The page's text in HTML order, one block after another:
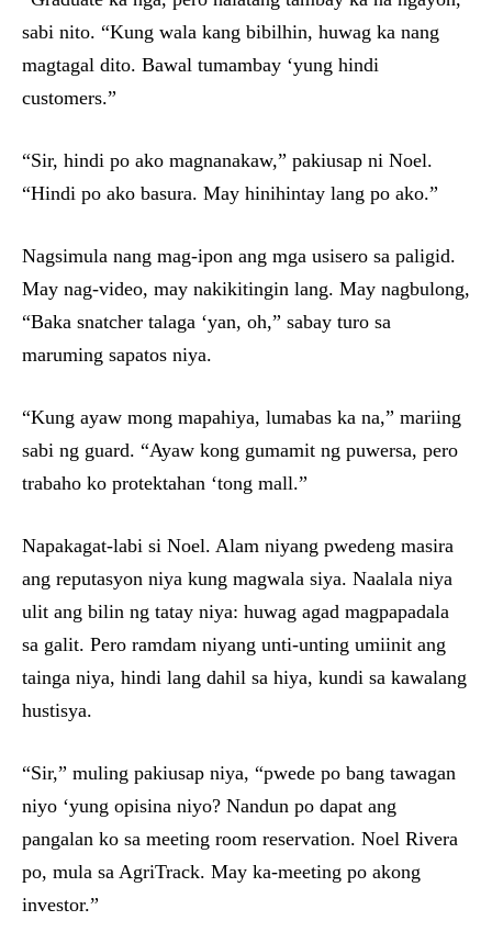
sabi nito. “Kung wala kang bibilhin, huwag ka nang
magtagal dito. Bawal tumambay ‘yung hindi
customers.”
“Sir, hindi po ako magnanakaw,” pakiusap ni Noel.
“Hindi po ako basura. May hinihintay lang po ako.”
Nagsimula nang mag-ipon ang mga usisero sa paligid.
May nag-video, may nakikitingin lang. May nagbulong,
“Baka snatcher talaga ‘yan, oh,” sabay turo sa
maruming sapatos niya.
“Kung ayaw mong mapahiya, lumabas ka na,” mariing
sabi ng guard. “Ayaw kong gumamit ng puwersa, pero
trabaho ko protektahan ‘tong mall.”
Napakagat-labi si Noel. Alam niyang pwedeng masira
ang reputasyon niya kung magwala siya. Naalala niya
ulit ang bilin ng tatay niya: huwag agad magpapadala
sa galit. Pero ramdam niyang unti-unting umiinit ang
tainga niya, hindi lang dahil sa hiya, kundi sa kawalang
hustisya.
“Sir,” muling pakiusap niya, “pwede po bang tawagan
niyo ‘yung opisina niyo? Nandun po dapat ang
pangalan ko sa meeting room reservation. Noel Rivera
po, mula sa AgriTrack. May ka-meeting po akong
investor.”